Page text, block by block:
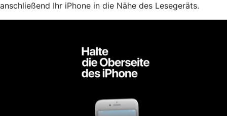
anschließend Ihr iPhone in die Nähe des Lesegeräts.